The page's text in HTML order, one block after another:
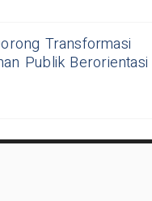
Transformasi
Publik Berorientasi